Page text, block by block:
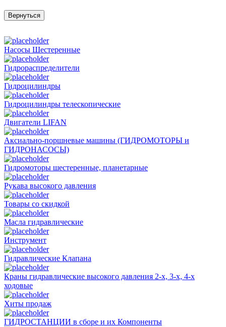
Вернуться
Насосы Шестеренные
Гидрораспределители
Гидроцилиндры
Гидроцилиндры телескопические
Двигатели LIFAN
Аксиально-поршневые машины (ГИДРОМОТОРЫ и
ГИДРОНАСОСЫ)
Гидромоторы шестеренные, планетарные
Рукава высокого давления
Товары со скидкой
Масла гидравлические
Инструмент
Гидравлические Клапана
Краны гидравлические высокого давления 2-х, 3-х, 4-х
ходовые
Хиты продаж
ГИДРОСТАНЦИИ в сборе и их Компоненты